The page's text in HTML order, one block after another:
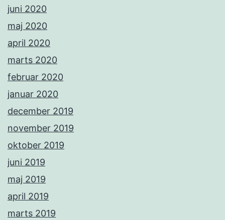
juni 2020
maj 2020
april 2020
marts 2020
februar 2020
januar 2020
december 2019
november 2019
oktober 2019
juni 2019
maj 2019
april 2019
marts 2019